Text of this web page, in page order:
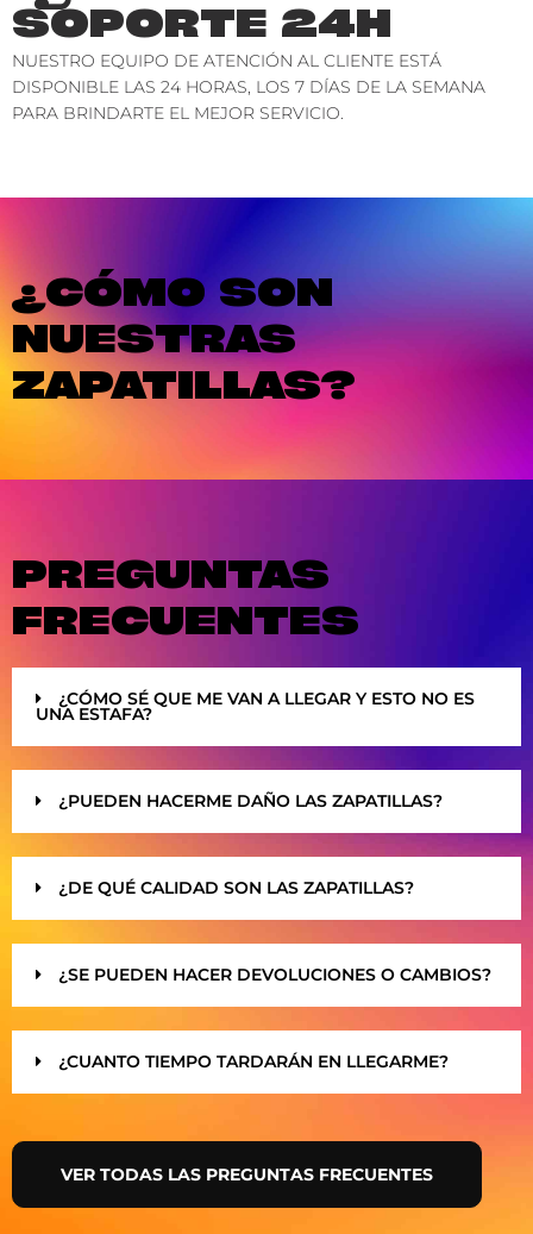
SOPORTE 24H
NUESTRO EQUIPO DE ATENCIÓN AL CLIENTE ESTÁ
DISPONIBLE LAS 24 HORAS, LOS 7 DÍAS DE LA SEMANA
PARA BRINDARTE EL MEJOR SERVICIO.
¿CÓMO SON
NUESTRAS
ZAPATILLAS?
PREGUNTAS
FRECUENTES
¿CÓMO SÉ QUE ME VAN A LLEGAR Y ESTO NO ES
UNA ESTAFA?
¿PUEDEN HACERME DAÑO LAS ZAPATILLAS?
¿DE QUÉ CALIDAD SON LAS ZAPATILLAS?
¿SE PUEDEN HACER DEVOLUCIONES O CAMBIOS?
¿CUANTO TIEMPO TARDARÁN EN LLEGARME?
VER TODAS LAS PREGUNTAS FRECUENTES